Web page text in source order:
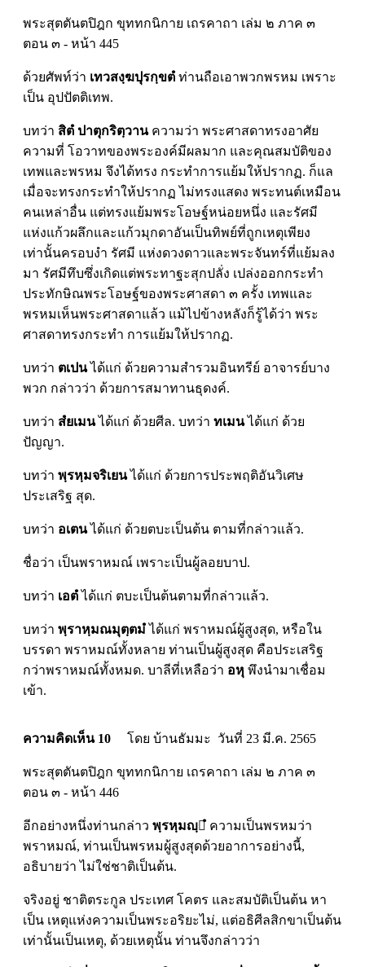
พระสุตตันตปิฎก ขุททกนิกาย เถรคาถา เล่ม ๒ ภาค ๓
ตอน ๓ - หน้า 445
ด้วยศัพท์ว่า เทวสงฺฆปุรกฺขตํ ท่านถือเอาพวกพรหม เพราะ
เป็น อุปปัตติเทพ.
บทว่า สิตํ ปาตุกริตฺวานความว่า พระศาสดาทรงอาศัย
ความที่ โอวาทของพระองค์มีผลมาก และคุณสมบัติของ
เทพและพรหม จึงได้ทรง กระทำการแย้มให้ปรากฏ. ก็แล
เมื่อจะทรงกระทำให้ปรากฏ ไม่ทรงแสดง พระทนต์เหมือน
คนเหล่าอื่น แต่ทรงแย้มพระโอษฐ์หน่อยหนึ่ง และรัศมี
แห่งแก้วผลึกและแก้วมุกดาอันเป็นทิพย์ที่ถูกเหตุเพียง
เท่านั้นครอบงำ รัศมี แห่งดวงดาวและพระจันทร์ที่แย้มลง
มา รัศมีทึบซึ่งเกิดแต่พระทาฐะสุกปลั่ง เปล่งออกกระทำ
ประทักษิณพระโอษฐ์ของพระศาสดา ๓ ครั้ง เทพและ
พรหมเห็นพระศาสดาแล้ว แม้ไปข้างหลังก็รู้ได้ว่า พระ
ศาสดาทรงกระทำ การแย้มให้ปรากฏ.
บทว่า ตเปนได้แก่ ด้วยความสำรวมอินทรีย์ อาจารย์บาง
พวก กล่าวว่า ด้วยการสมาทานธุดงค์.
บทว่า สํยเมนได้แก่ ด้วยศีล. บทว่า ทเมนได้แก่ ด้วย
ปัญญา.
บทว่า พฺรหฺมจริเยนได้แก่ ด้วยการประพฤติอันวิเศษ
ประเสริฐ สุด.
บทว่า อเตนได้แก่ ด้วยตบะเป็นต้น ตามที่กล่าวแล้ว.
ชื่อว่า เป็นพราหมณ์ เพราะเป็นผู้ลอยบาป.
บทว่า เอตํได้แก่ ตบะเป็นต้นตามที่กล่าวแล้ว.
บทว่า พฺราหฺมณมุตฺตมํได้แก่ พราหมณ์ผู้สูงสุด, หรือใน
บรรดา พราหมณ์ทั้งหลาย ท่านเป็นผู้สูงสุด คือประเสริฐ
กว่าพราหมณ์ทั้งหมด. บาลีที่เหลือว่า อหุ พึงนำมาเชื่อม
เข้า.
ความคิดเห็น 10 โดย บ้านธัมมะ วันที่ 23 มี.ค. 2565
พระสุตตันตปิฎก ขุททกนิกาย เถรคาถา เล่ม ๒ ภาค ๓
ตอน ๓ - หน้า 446
อีกอย่างหนึ่งท่านกล่าว พฺรหฺมญฺํ ความเป็นพรหมว่า
พราหมณ์, ท่านเป็นพรหมผู้สูงสุดด้วยอาการอย่างนี้,
อธิบายว่า ไม่ใช่ชาติเป็นต้น.
จริงอยู่ ชาติตระกูล ประเทศ โคตร และสมบัติเป็นต้น หา
เป็น เหตุแห่งความเป็นพระอริยะไม่, แต่อธิศีลสิกขาเป็นต้น
เท่านั้นเป็นเหตุ, ด้วยเหตุนั้น ท่านจึงกล่าวว่า